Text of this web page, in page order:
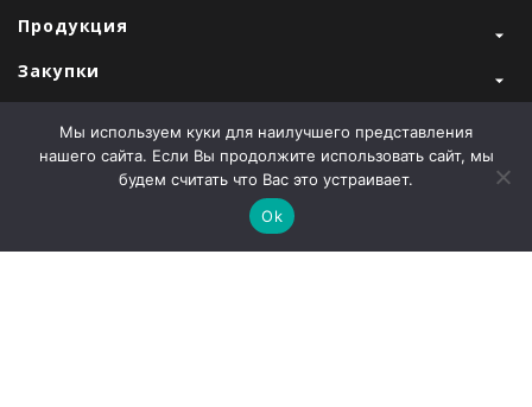
Продукция
Закупки
О компании
Мы используем куки для наилучшего представления
нашего сайта. Если Вы продолжите использовать сайт, мы
будем считать что Вас это устраивает.
Ok